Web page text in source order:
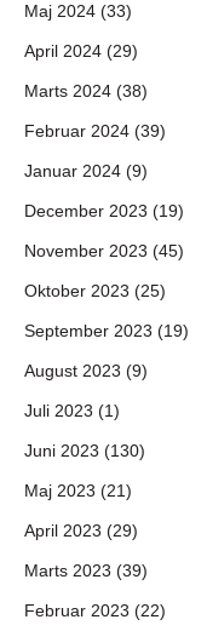
Maj 2024 (33)
April 2024 (29)
Marts 2024 (38)
Februar 2024 (39)
Januar 2024 (9)
December 2023 (19)
November 2023 (45)
Oktober 2023 (25)
September 2023 (19)
August 2023 (9)
Juli 2023 (1)
Juni 2023 (130)
Maj 2023 (21)
April 2023 (29)
Marts 2023 (39)
Februar 2023 (22)